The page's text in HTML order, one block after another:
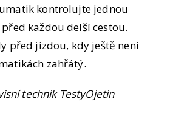
kontrolujte jednou
každou delší cestou.
před jízdou, kdy ještě není
zahřátý.
technik TestyOjetin